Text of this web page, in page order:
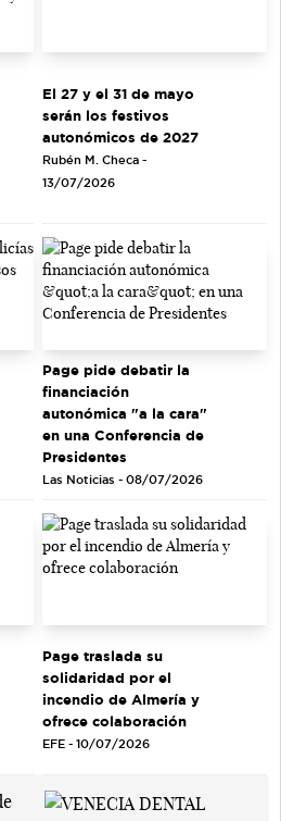
El 27 y el 31 de mayo
serán los festivos
autonómicos de 2027
Rubén M. Checa -
13/07/2026
Page pide debatir la
financiación
autonómica "a la cara"
en una Conferencia de
Presidentes
Las Noticias - 08/07/2026
Page traslada su
solidaridad por el
incendio de Almería y
ofrece colaboración
EFE - 10/07/2026